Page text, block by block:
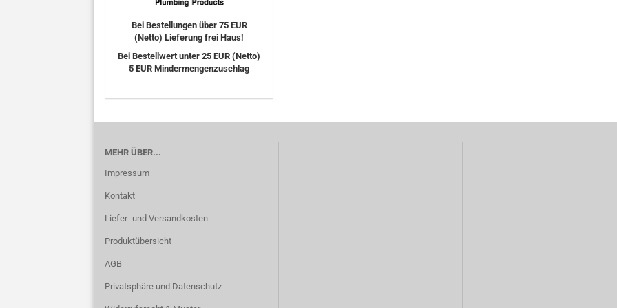
Bei Bestellungen über 75 EUR
(Netto) Lieferung frei Haus!
Bei Bestellwert unter 25 EUR (Netto)
5 EUR Mindermengenzuschlag
MEHR ÜBER...
Impressum
Kontakt
Liefer- und Versandkosten
Produktübersicht
AGB
Privatsphäre und Datenschutz